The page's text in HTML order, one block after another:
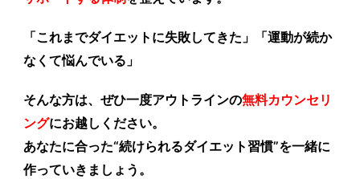
「これまでダイエットに失敗してきた」「運動が続か
なくて悩んでいる」
そんな方は、ぜひ一度アウトラインの無料カウンセリ
ングにお越しください。
あなたに合った“続けられるダイエット習慣”を一緒に
作っていきましょう。